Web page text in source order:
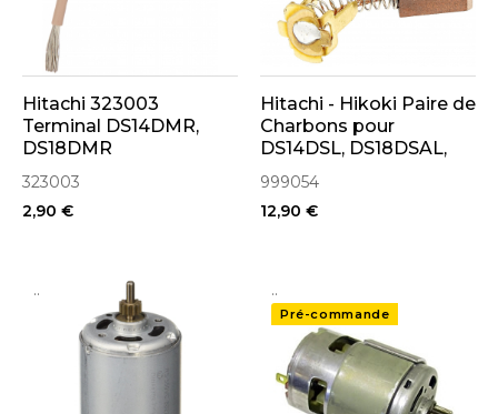
Hitachi 323003
Terminal DS14DMR,
DS18DMR
323003
2,90 €
Hitachi - Hikoki Paire de
Charbons pour
DS14DSL, DS18DSAL,
G18DL, DV14DSL,
DV18DSL, DS14DL
(999054)
999054
12,90 €
.. ..
Pré-commande